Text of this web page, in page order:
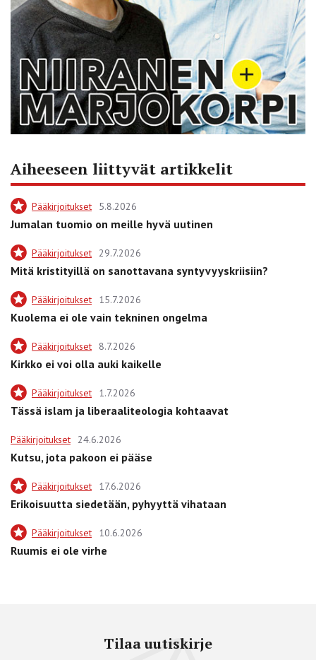
Aiheeseen liittyvät artikkelit
Pääkirjoitukset 5.8.2026
Jumalan tuomio on meille hyvä uutinen
Pääkirjoitukset 29.7.2026
Mitä kristityillä on sanottavana syntyvyyskriisiin?
Pääkirjoitukset 15.7.2026
Kuolema ei ole vain tekninen ongelma
Pääkirjoitukset 8.7.2026
Kirkko ei voi olla auki kaikelle
Pääkirjoitukset 1.7.2026
Tässä islam ja liberaaliteologia kohtaavat
Pääkirjoitukset 24.6.2026
Kutsu, jota pakoon ei pääse
Pääkirjoitukset 17.6.2026
Erikoisuutta siedetään, pyhyyttä vihataan
Pääkirjoitukset 10.6.2026
Ruumis ei ole virhe
Tilaa uutiskirje